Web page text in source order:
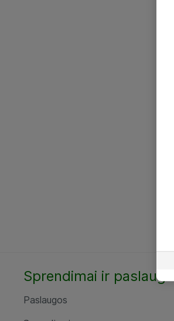
Sprendimai ir paslaugos
Paslaugos